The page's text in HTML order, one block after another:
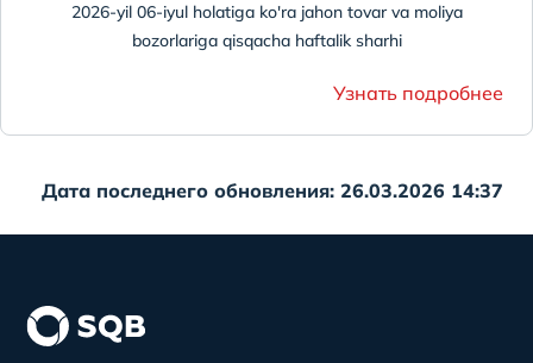
2026-yil 06-iyul holatiga ko'ra jahon tovar va moliya
bozorlariga qisqacha haftalik sharhi
Узнать подробнее
Дата последнего обновления: 26.03.2026 14:37